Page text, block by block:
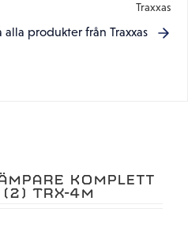
Traxxas
alla produkter från Traxxas
KOMPLETT
(2) TRX-4M